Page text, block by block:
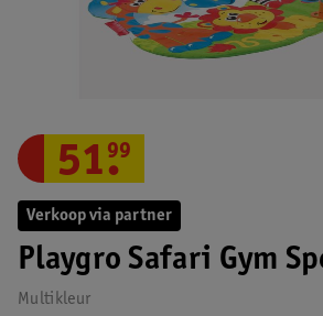
Verkoop via partner
Playgro Safari Gym
Multikleur
51.
99